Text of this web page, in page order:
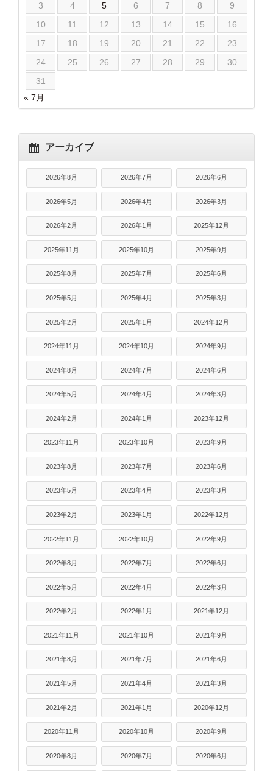
3
4 5 6 7 8
9
10
11 12 13 14 15
16
17
18 19 20 21 22
23
24
25 26 27 28 29
30
31
« 7月
アーカイブ
2026年8月 2026年7月 2026年6月
2026年5月 2026年4月 2026年3月
2026年2月 2026年1月 2025年12月
2025年11月 2025年10月 2025年9月
2025年8月 2025年7月 2025年6月
2025年5月 2025年4月 2025年3月
2025年2月 2025年1月 2024年12月
2024年11月 2024年10月 2024年9月
2024年8月 2024年7月 2024年6月
2024年5月 2024年4月 2024年3月
2024年2月 2024年1月 2023年12月
2023年11月 2023年10月 2023年9月
2023年8月 2023年7月 2023年6月
2023年5月 2023年4月 2023年3月
2023年2月 2023年1月 2022年12月
2022年11月 2022年10月 2022年9月
2022年8月 2022年7月 2022年6月
2022年5月 2022年4月 2022年3月
2022年2月 2022年1月 2021年12月
2021年11月 2021年10月 2021年9月
2021年8月 2021年7月 2021年6月
2021年5月 2021年4月 2021年3月
2021年2月 2021年1月 2020年12月
2020年11月 2020年10月 2020年9月
2020年8月 2020年7月 2020年6月